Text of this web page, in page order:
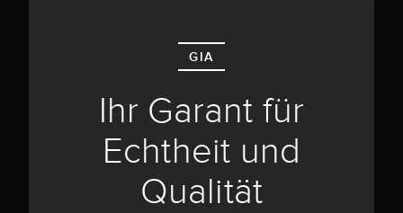
GIA
Ihr Garant für
Echtheit und
Qualität